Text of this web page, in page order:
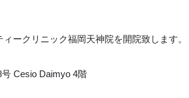
ークリニック福岡天神院を開院致します。
Cesio Daimyo 4階